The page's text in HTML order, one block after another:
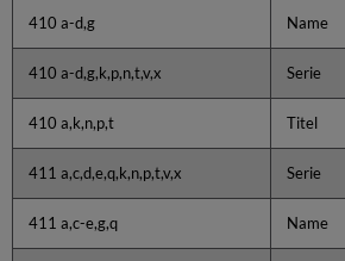
410 a-d,g Name
410 a-d,g,k,p,n,t,v,x Serie
410 a,k,n,p,t Titel
411 a,c,d,e,q,k,n,p,t,v,x Serie
411 a,c-e,g,q Name